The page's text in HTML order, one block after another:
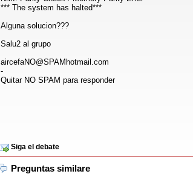
*** The system has halted***
Alguna solucion???
Salu2 al grupo
aircefaNO@SPAMhotmail.com
-
Quitar NO SPAM para responder
Siga el debate
Preguntas similare